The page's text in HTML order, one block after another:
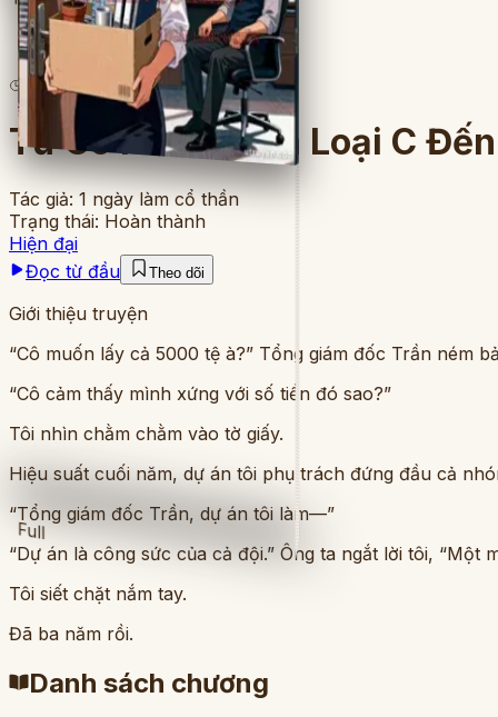
Full
4 lượt đọc 9chương
Từ Cô Nhân Viên Loại C
Tác giả: 1 ngày làm cổ thần
Trạng thái: Hoàn thành
Hiện đại
Đọc từ đầu
Theo dõi
Giới thiệu truyện
“Cô muốn lấy cả 5000 tệ à?” Tổng giám đốc Trần ném
“Cô cảm thấy mình xứng với số tiền đó sao?”
Tôi nhìn chằm chằm vào tờ giấy.
Hiệu suất cuối năm, dự án tôi phụ trách đứng đầu cả
“Tổng giám đốc Trần, dự án tôi làm—”
“Dự án là công sức của cả đội.” Ông ta ngắt lời tôi, “Một
Tôi siết chặt nắm tay.
Đã ba năm rồi.
Danh sách chương